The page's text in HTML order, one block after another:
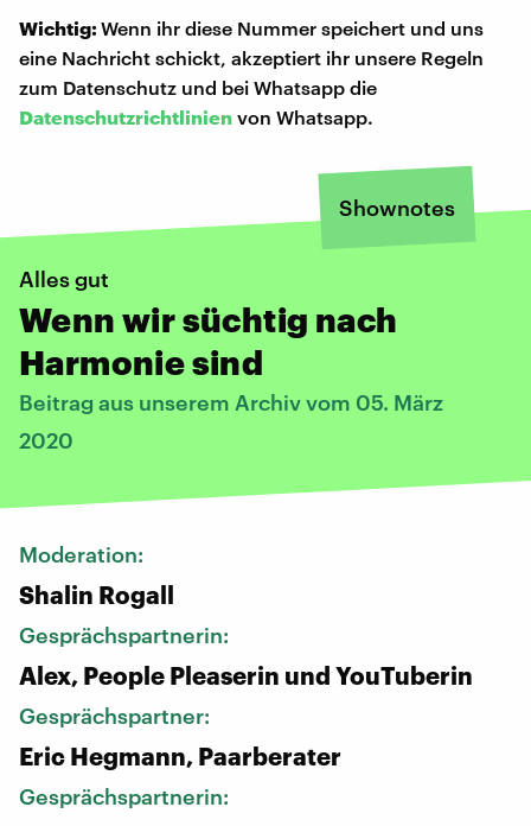
Wichtig:Wenn ihr diese Nummer speichert und uns
eine Nachricht schickt, akzeptiert ihr unsere Regeln
zum Datenschutz und bei Whatsapp die
Datenschutzrichtlinien von Whatsapp.
Shownotes
Alles gut
Wenn wir süchtig nach
Harmonie sind
Beitrag aus unserem Archiv vom 05. März
2020
Moderation:
Shalin Rogall
Gesprächspartnerin:
Alex, People Pleaserin und YouTuberin
Gesprächspartner:
Eric Hegmann, Paarberater
Gesprächspartnerin: